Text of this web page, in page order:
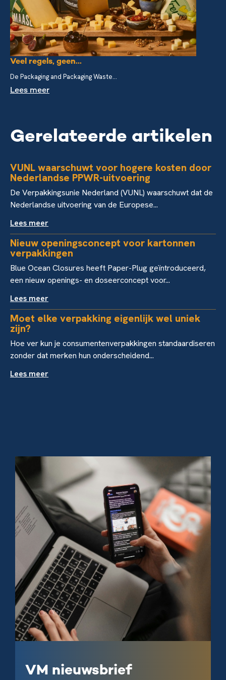
Veel regels, geen...
De Packaging and Packaging Waste...
Lees meer
Gerelateerde artikelen
VUNL waarschuwt voor hogere kosten door
Nederlandse PPWR-uitvoering
De Verpakkingsunie Nederland (VUNL) waarschuwt dat de
Nederlandse uitvoering van de Europese...
Lees meer
Nieuw openingsconcept voor kartonnen
verpakkingen
Blue Ocean Closures heeft Paper-Plug geïntroduceerd,
een nieuw openings- en doseerconcept voor...
Lees meer
Moet elke verpakking eigenlijk wel uniek
zijn?
Hoe ver kun je consumentenverpakkingen standaardiseren
zonder dat merken hun onderscheidend...
Lees meer
VM nieuwsbrief